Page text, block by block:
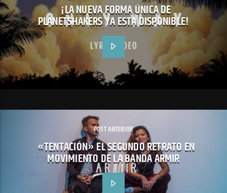
¡LA NUEVA FORMA ÚNICA DE
PLANETSHAKERS YA ESTÁ DISPONIBLE!
POST ANTERIOR
«TENTACIÓN» EL SEGUNDO RETRATO EN
MOVIMIENTO DE LA BANDA ARMIR